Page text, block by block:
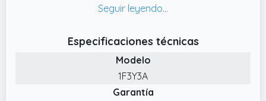
con una resolución de impresión de 1200 x
✔️ Hasta 100€ de reembolso al comprar tu
impresora HP Smart Tank entre el 01/03/2026
Especificaciones técnicas
Modelo
1F3Y3A
Garantía